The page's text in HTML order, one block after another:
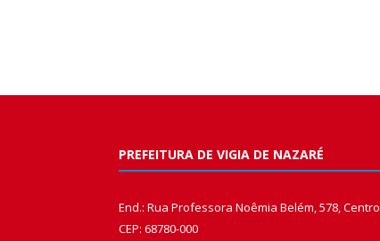
PREFEITURA DE VIGIA DE NAZARÉ
End.: Rua Professora Noêmia Belém, 578, Centro
CEP: 68780-000